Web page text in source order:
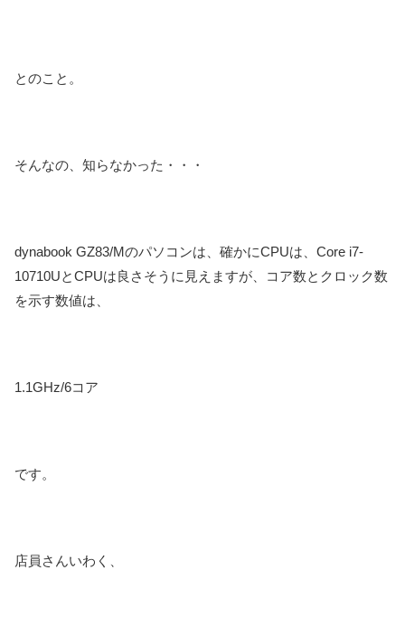
とのこと。
そんなの、知らなかった・・・
dynabook GZ83/Mのパソコンは、確かにCPUは、Core i7-
10710UとCPUは良さそうに見えますが、コア数とクロック数
を示す数値は、
1.1GHz/6コア
です。
店員さんいわく、